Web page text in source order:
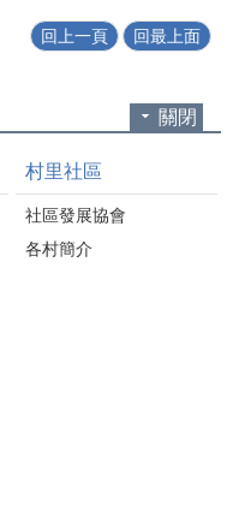
回上一頁 回最上面
關閉
村里社區
社區發展協會
各村簡介